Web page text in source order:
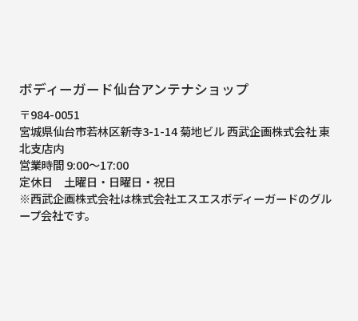
ボディーガード仙台アンテナショップ
〒984-0051
宮城県仙台市若林区新寺3-1-14 菊地ビル 西武企画株式会社 東
北支店内
営業時間 9:00～17:00
定休日 土曜日・日曜日・祝日
※西武企画株式会社は株式会社エスエスボディーガードのグル
ープ会社です。